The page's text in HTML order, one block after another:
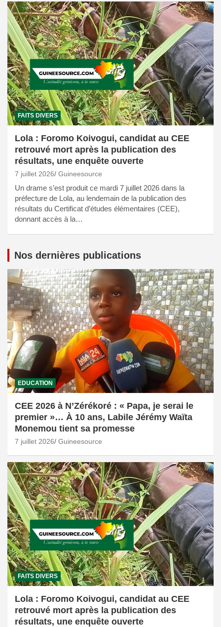
FAITS DIVERS
Lola : Foromo Koivogui, candidat au CEE
retrouvé mort après la publication des
résultats, une enquête ouverte
7 juillet 2026 Guineesource
Un drame s’est produit ce mardi 7 juillet 2026 dans la
préfecture de Lola, au lendemain de la publication des
résultats du Certificat d’études élémentaires (CEE),
donnant accès à la…
Nos dernières publications
EDUCATION
CEE 2026 à N’Zérékoré : « Papa, je serai le
premier »… À 10 ans, Labile Jérémy Waïta
Monemou tient sa promesse
7 juillet 2026 Guineesource
FAITS DIVERS
Lola : Foromo Koivogui, candidat au CEE
retrouvé mort après la publication des
résultats, une enquête ouverte